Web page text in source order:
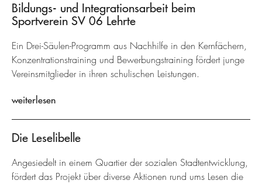
Bildungs- und Integrationsarbeit beim
Sportverein SV 06 Lehrte
Ein Drei-Säulen-Programm aus Nachhilfe in den Kernfächern,
Konzentrationstraining und Bewerbungstraining fördert junge
Vereinsmitglieder in ihren schulischen Leistungen.
weiterlesen
Die Leselibelle
Angesiedelt in einem Quartier der sozialen Stadtentwicklung,
fördert das Projekt über diverse Aktionen rund ums Lesen die